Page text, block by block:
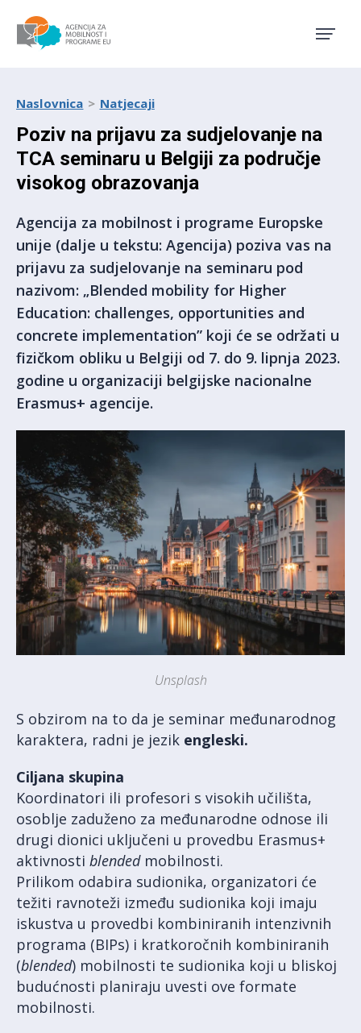
Naslovnica Natjecaji
Poziv na prijavu za sudjelovanje na
TCA seminaru u Belgiji za područje
visokog obrazovanja
Agencija za mobilnost i programe Europske
unije (dalje u tekstu: Agencija) poziva vas na
prijavu za sudjelovanje na seminaru pod
nazivom: „Blended mobility for Higher
Education: challenges, opportunities and
concrete implementation” koji će se održati u
fizičkom obliku u Belgiji od 7. do 9. lipnja 2023.
godine u organizaciji belgijske nacionalne
Erasmus+ agencije.
Unsplash
S obzirom na to da je seminar međunarodnog
karaktera, radni je jezik engleski.
Ciljana skupina
Koordinatori ili profesori s visokih učilišta,
osoblje zaduženo za međunarodne odnose ili
drugi dionici uključeni u provedbu Erasmus+
aktivnosti blendedmobilnosti.
Prilikom odabira sudionika, organizatori će
težiti ravnoteži između sudionika koji imaju
iskustva u provedbi kombiniranih intenzivnih
programa (BIPs) i kratkoročnih kombiniranih
(blended) mobilnosti te sudionika koji u bliskoj
budućnosti planiraju uvesti ove formate
mobilnosti.